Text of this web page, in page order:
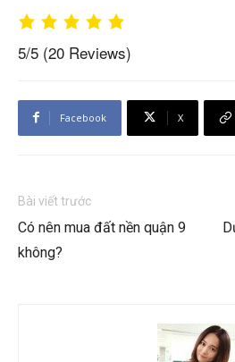
5/5 (20 Reviews)
Facebook X
Bài viết trước
Có nên mua đất nền quận 9
không?